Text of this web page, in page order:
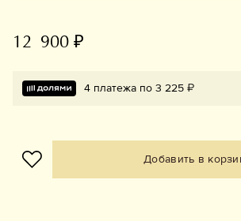
12 900 ₽
4 платежа по 3 225 ₽
Добавить в